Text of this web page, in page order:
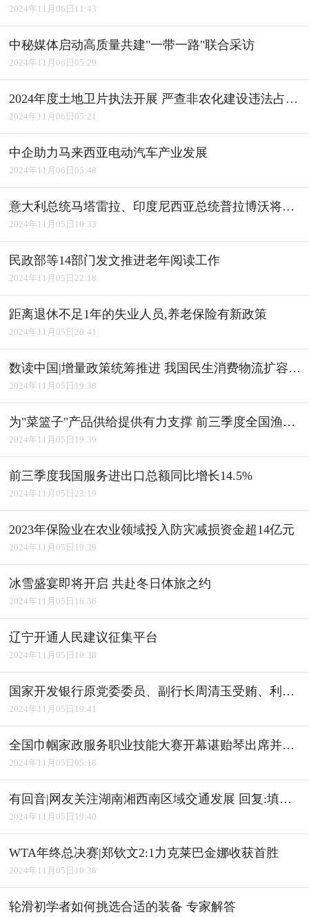
2024年11月06日11:43
中秘媒体启动高质量共建"一带一路"联合采访
2024年11月06日05:29
2024年度土地卫片执法开展 严查非农化建设违法占用耕地
2024年11月06日05:21
中企助力马来西亚电动汽车产业发展
2024年11月06日05:48
意大利总统马塔雷拉、印度尼西亚总统普拉博沃将访华
2024年11月05日10:33
民政部等14部门发文推进老年阅读工作
2024年11月05日22:18
距离退休不足1年的失业人员,养老保险有新政策
2024年11月05日20:41
数读中国|增量政策统筹推进 我国民生消费物流扩容升级
2024年11月05日19:38
为"菜篮子"产品供给提供有力支撑 前三季度全国渔业经济平稳发展
2024年11月05日19:39
前三季度我国服务进出口总额同比增长14.5%
2024年11月05日23:19
2023年保险业在农业领域投入防灾减损资金超14亿元
2024年11月05日19:39
冰雪盛宴即将开启 共赴冬日体旅之约
2024年11月05日16:36
辽宁开通人民建议征集平台
2024年11月05日10:38
国家开发银行原党委委员、副行长周清玉受贿、利用影响力受贿案一审宣判
2024年11月05日19:41
全国巾帼家政服务职业技能大赛开幕谌贻琴出席并宣布开幕
2024年11月05日05:18
有回音|网友关注湖南湘西南区域交通发展 回复:填补"空白" 完善路网
2024年11月05日19:40
WTA年终总决赛|郑钦文2:1力克莱巴金娜收获首胜
2024年11月05日10:38
轮滑初学者如何挑选合适的装备 专家解答